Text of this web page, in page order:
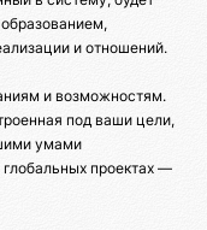
и отношений.
и возможностям.
под ваши цели,
умами
проектах —